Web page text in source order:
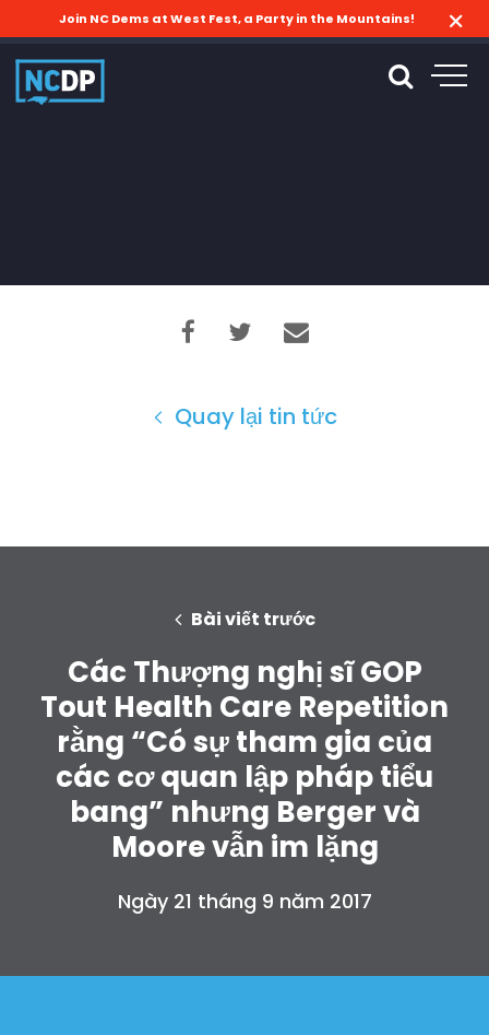
Join NC Dems at West Fest, a Party in the Mountains!
Quay lại tin tức
Bài viết trước
Các Thượng nghị sĩ GOP
Tout Health Care Repetition
rằng “Có sự tham gia của
các cơ quan lập pháp tiểu
bang” nhưng Berger và
Moore vẫn im lặng
Ngày 21 tháng 9 năm 2017